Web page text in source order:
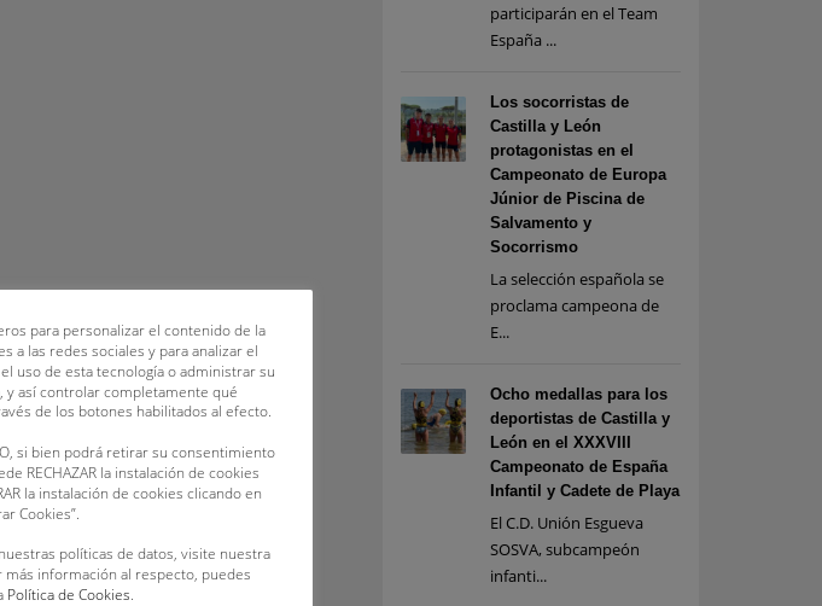
participarán en el Team
España ...
Los socorristas de
Castilla y León
protagonistas en el
Campeonato de Europa
Júnior de Piscina de
Salvamento y
Socorrismo
La selección española se
proclama campeona de
E...
Ocho medallas para los
deportistas de Castilla y
León en el XXXVIII
Campeonato de España
Infantil y Cadete de Playa
El C.D. Unión Esgueva
SOSVA, subcampeón
infanti...
para personalizar el contenido de la
a las redes sociales y para analizar el
uso de esta tecnología o administrar su
y así controlar completamente qué
de los botones habilitados al efecto.
si bien podrá retirar su consentimiento
RECHAZAR la instalación de cookies
la instalación de cookies clicando en
Cookies”.
políticas de datos, visite nuestra
más información al respecto, puedes
Política de Cookies.